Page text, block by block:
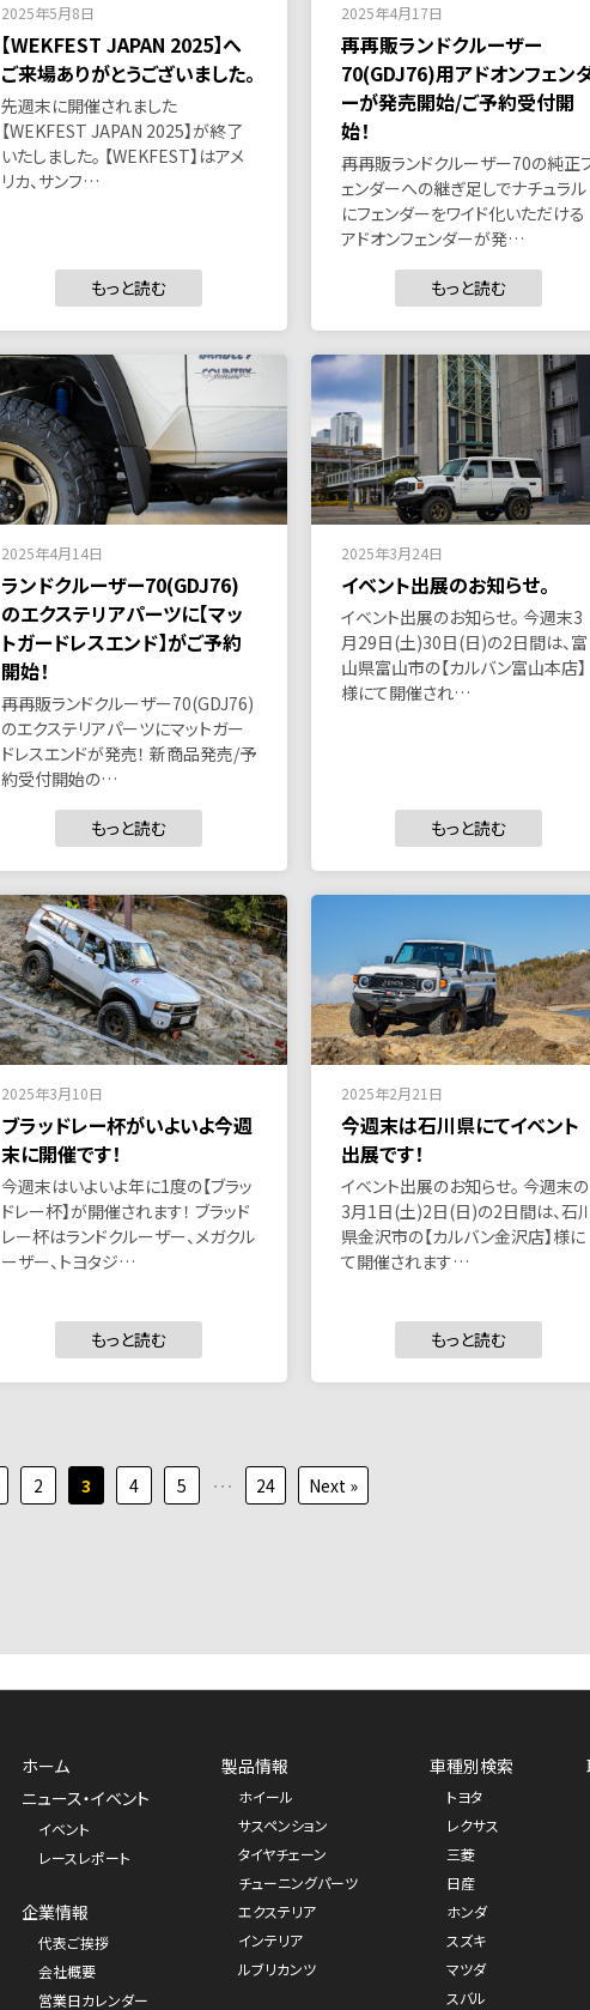
2025年5月8日
【WEKFEST JAPAN 2025】へ
ご来場ありがとうございました。
先週末に開催されました
【WEKFEST JAPAN 2025】が終了
いたしました。 【WEKFEST】はアメ
リカ、サンフ…
もっと読む
2025年4月17日
再再販ランドクルーザー
70(GDJ76)用アドオンフェン
ーが発売開始/ご予約受付開
始！
再再販ランドクルーザー70の純正
ェンダーへの継ぎ足しでナチュラル
にフェンダーをワイド化いただける
アドオンフェンダーが発…
もっと読む
2025年4月14日
ランドクルーザー70(GDJ76)
のエクステリアパーツに【マッ
トガードレスエンド】がご予約
開始！
再再販ランドクルーザー70(GDJ76)
のエクステリアパーツにマットガー
ドレスエンドが発売！ 新商品発売/予
約受付開始の…
もっと読む
2025年3月24日
イベント出展のお知らせ。
イベント出展のお知らせ。 今週末3
月29日(土)30日(日)の2日間は、富
山県富山市の【カルバン富山本店】
様にて開催され…
もっと読む
2025年3月10日
ブラッドレー杯がいよいよ今週
末に開催です！
今週末はいよいよ年に1度の【ブラッ
ドレー杯】が開催されます！ ブラッド
レー杯はランドクルーザー、メガクル
ーザー、トヨタジ…
もっと読む
2025年2月21日
今週末は石川県にてイベント
出展です！
イベント出展のお知らせ。 今週末の
3月1日(土)2日(日)の2日間は、石
県金沢市の【カルバン金沢店】様に
て開催されます…
もっと読む
2 3 4 5 … 24 Next »
ホーム
ニュース・イベント
イベント
レースレポート
企業情報
代表ご挨拶
会社概要
営業日カレンダー
製品情報
ホイール
サスペンション
タイヤチェーン
チューニングパーツ
エクステリア
インテリア
ルブリカンツ
車種別検索
トヨタ
レクサス
三菱
日産
ホンダ
スズキ
マツダ
スバル